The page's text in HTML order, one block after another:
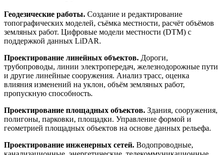
Геодезические работы. Создание и редактирование
топографических моделей, съёмка местности, расчёт объёмов
земляных работ. Цифровые модели местности (DTM) с
поддержкой данных LiDAR.
Проектирование линейных объектов. Дороги,
трубопроводы, линии электропередач, железнодорожные пути
и другие линейные сооружения. Анализ трасс, оценка
влияния изменений на уклон, объём земляных работ,
пропускную способность.
Проектирование площадных объектов. Здания, сооружения,
полигоны, парковки, площадки. Управление формой и
геометрией площадных объектов на основе данных рельефа.
Проектирование инженерных сетей. Водопроводные,